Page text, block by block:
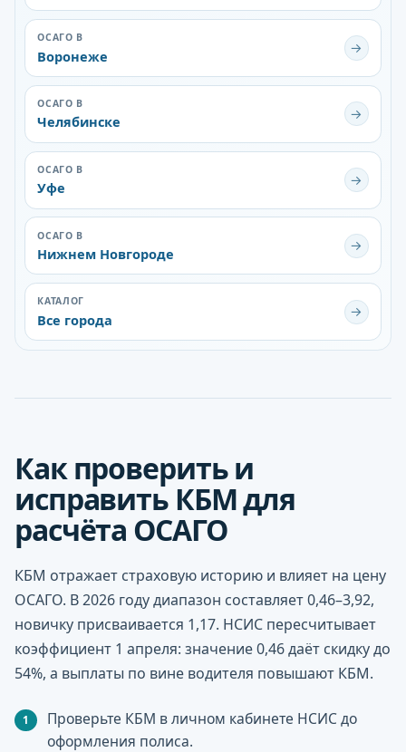
ОСАГО В
Воронеже →
ОСАГО В
Челябинске →
ОСАГО В
Уфе →
ОСАГО В
Нижнем Новгороде →
КАТАЛОГ
Все города →
Как проверить и
исправить КБМ для
расчёта ОСАГО
КБМ отражает страховую историю и влияет на цену
ОСАГО. В 2026 году диапазон составляет 0,46–3,92,
новичку присваивается 1,17. НСИС пересчитывает
коэффициент 1 апреля: значение 0,46 даёт скидку до
54%, а выплаты по вине водителя повышают КБМ.
Проверьте КБМ в личном кабинете НСИС до
оформления полиса.